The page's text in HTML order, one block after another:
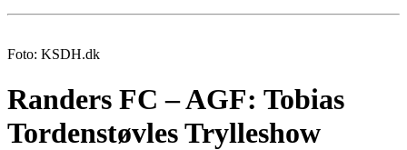
Foto: KSDH.dk
Randers FC – AGF: Tobias
Tordenstøvles Trylleshow